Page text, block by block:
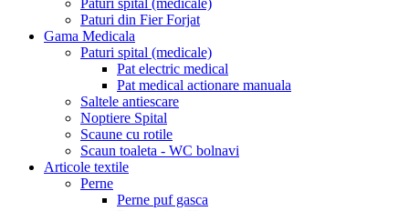
Paturi spital (medicale)
Paturi din Fier Forjat
Gama Medicala
Paturi spital (medicale)
Pat electric medical
Pat medical actionare manuala
Saltele antiescare
Noptiere Spital
Scaune cu rotile
Scaun toaleta - WC bolnavi
Articole textile
Perne
Perne puf gasca